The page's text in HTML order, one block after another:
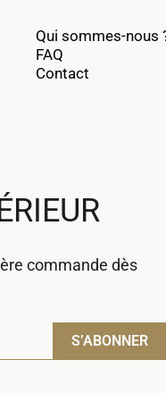
Qui sommes-nous
FAQ
Contact
commande dès